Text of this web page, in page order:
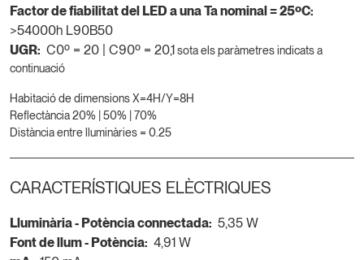
Factor de fiabilitat del LED a una Ta nominal = 25ºC:
>54000h L90B50
UGR: C0º = 20 | C90º = 20,1sota els paràmetres indicats a
continuació
Habitació de dimensions X=4H/Y=8H
Reflectància 20% | 50% | 70%
Distància entre lluminàries = 0.25
CARACTERÍSTIQUES ELÈCTRIQUES
Lluminària - Potència connectada: 5,35 W
Font de llum - Potència: 4,91 W